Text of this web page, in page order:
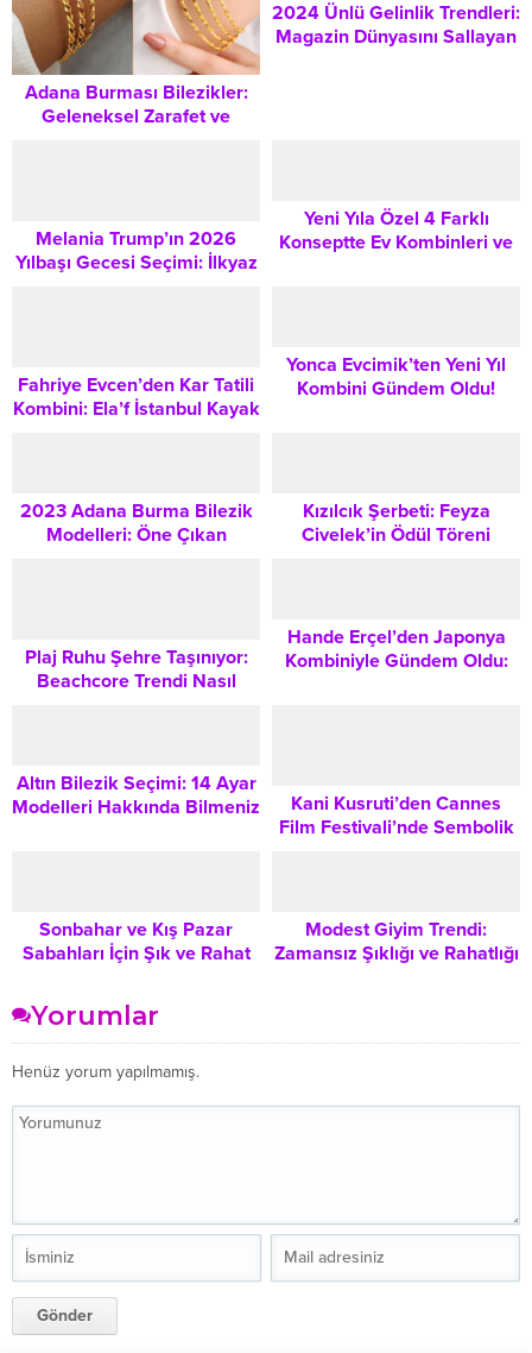
Adana Burması Bilezikler:
Geleneksel Zarafet ve
2024 Ünlü Gelinlik Trendleri:
Magazin Dünyasını Sallayan
Melania Trump’ın 2026
Yılbaşı Gecesi Seçimi: İlkyaz
Yeni Yıla Özel 4 Farklı
Konseptte Ev Kombinleri ve
Fahriye Evcen’den Kar Tatili
Kombini: Ela’f İstanbul Kayak
Yonca Evcimik’ten Yeni Yıl
Kombini Gündem Oldu!
2023 Adana Burma Bilezik
Modelleri: Öne Çıkan
Kızılcık Şerbeti: Feyza
Civelek’in Ödül Töreni
Plaj Ruhu Şehre Taşınıyor:
Beachcore Trendi Nasıl
Hande Erçel’den Japonya
Kombiniyle Gündem Oldu:
Altın Bilezik Seçimi: 14 Ayar
Modelleri Hakkında Bilmeniz
Kani Kusruti’den Cannes
Film Festivali’nde Sembolik
Sonbahar ve Kış Pazar
Sabahları İçin Şık ve Rahat
Modest Giyim Trendi:
Zamansız Şıklığı ve Rahatlığı
Yorumlar
Henüz yorum yapılmamış.